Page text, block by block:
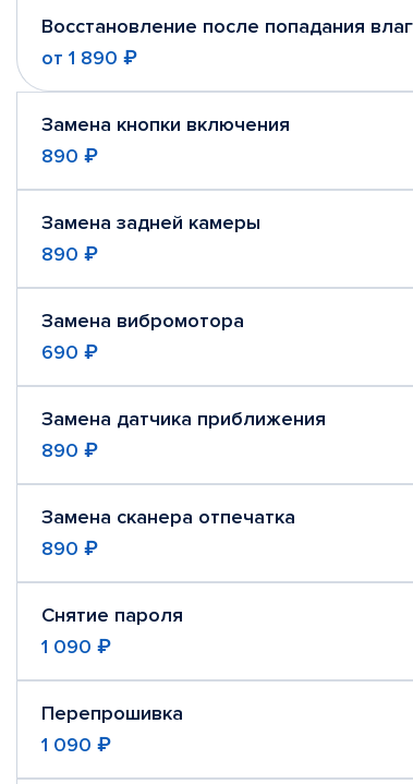
Восстановление после попадания
от 1 890 ₽
Замена кнопки включения
890 ₽
Замена задней камеры
890 ₽
Замена вибромотора
690 ₽
Замена датчика приближения
890 ₽
Замена сканера отпечатка
890 ₽
Снятие пароля
1 090 ₽
Перепрошивка
1 090 ₽